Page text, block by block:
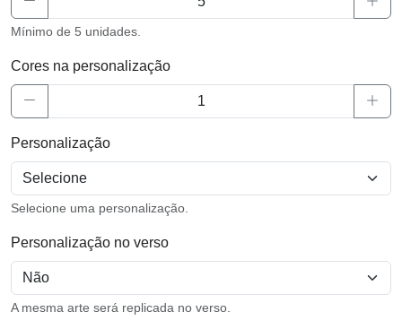
Mínimo de 5 unidades.
Cores na personalização
Personalização
Selecione uma personalização.
Personalização no verso
A mesma arte será replicada no verso.